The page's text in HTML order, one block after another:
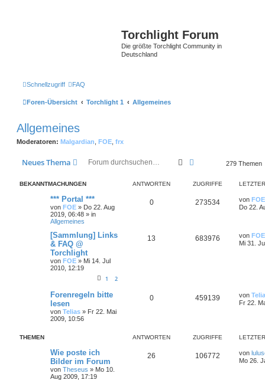
Torchlight Forum
Die größte Torchlight Community in
Deutschland
Schnellzugriff FAQ
Foren-Übersicht Torchlight 1 Allgemeines
Allgemeines
Moderatoren: Malgardian FOE frx
Neues Thema SucheErweiterte Suche
279 Themen
BEKANNTMACHUNGEN ANTWORTEN ZUGRIFFE
*** Portal ***
von FOE » Do 22. Aug
2019, 06:48 » in
Allgemeines
0 273534 von FOE
Do 22.
[Sammlung] Links
& FAQ @
Torchlight
von FOE » Mi 14. Jul
2010, 12:19
1 2
13 683976 von FOE
Mi 31.
Forenregeln bitte
lesen
von Telias » Fr 22. Mai
2009, 10:56
0 459139 von
Fr 22.
THEMEN ANTWORTEN ZUGRIFFE
Wie poste ich
Bilder im Forum
von Theseus » Mo 10.
Aug 2009, 17:19
26 106772 von
Mo 26.